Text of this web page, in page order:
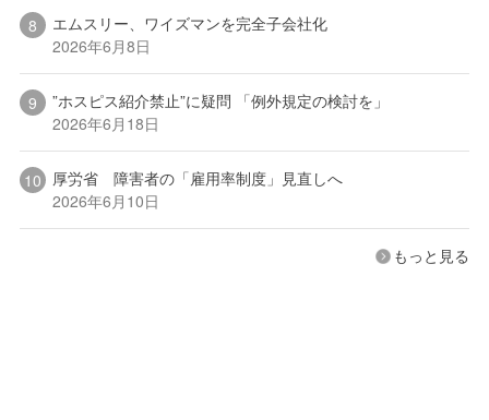
エムスリー、ワイズマンを完全子会社化
2026年6月8日
”ホスピス紹介禁止”に疑問 「例外規定の検討を」
2026年6月18日
厚労省 障害者の「雇用率制度」見直しへ
2026年6月10日
もっと見る